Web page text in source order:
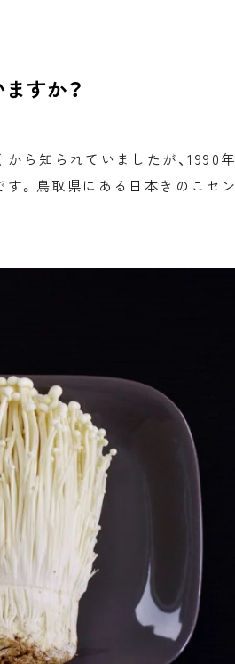
すか？
ら知られていましたが、1990年
。鳥取県にある日本きのこセン